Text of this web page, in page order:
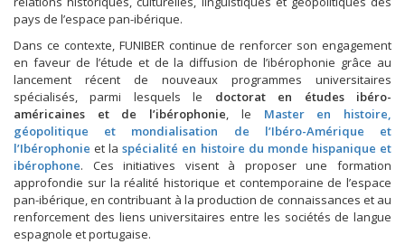
pays de l’espace pan-ibérique.
Dans ce contexte, FUNIBER continue de renforcer son engagement
en faveur de l’étude et de la diffusion de l’ibérophonie grâce au
lancement récent de nouveaux programmes universitaires
spécialisés, parmi lesquels le doctorat en études ibéro-
américaines et de l’ibérophonie, le Master en histoire,
géopolitique et mondialisation de l’Ibéro-Amérique et
l’Ibérophonie et laspécialité en histoire du monde hispanique et
ibérophone. Ces initiatives visent à proposer une formation
approfondie sur la réalité historique et contemporaine de l’espace
pan-ibérique, en contribuant à la production de connaissances et au
renforcement des liens universitaires entre les sociétés de langue
espagnole et portugaise.